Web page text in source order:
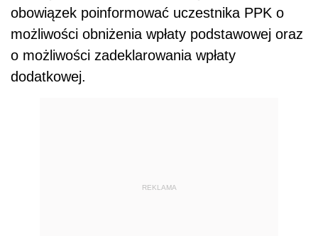
obowiązek poinformować uczestnika PPK o
możliwości obniżenia wpłaty podstawowej oraz
o możliwości zadeklarowania wpłaty
dodatkowej.
REKLAMA